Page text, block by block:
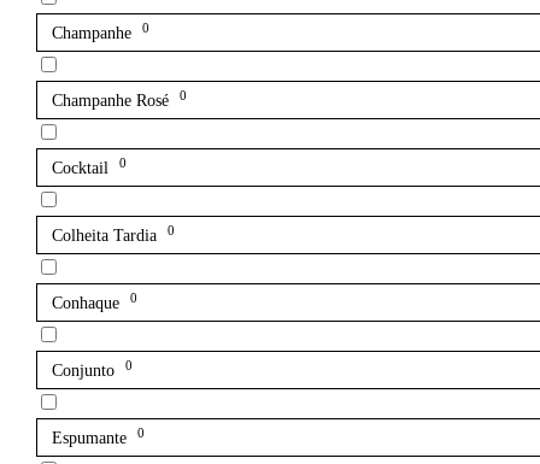
Champanhe 0
Champanhe Rosé 0
Cocktail 0
Colheita Tardia 0
Conhaque 0
Conjunto 0
Espumante 0